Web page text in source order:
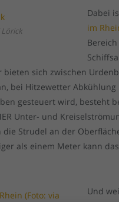
Dabei
im
sich zwischen
bei Hitzewetter
gesteuert wird, besteht
Unter- und
Strudel an der
als einem Meter kann
Und